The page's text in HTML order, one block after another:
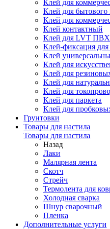
Клей для
Клей для бытового
Клей для
Клей контактный
Клей для LVT ПВХ
Клей-фиксация
Клей
Клей для
Клей для
Клей для
Клей для
Клей для паркета
Клей для
Грунтовки
Товары для настила
Товары для настила
Назад
Лаки
Малярная лента
Скотч
Стрейч
Термолента для
Холодная сварка
Шнур сварочный
Пленка
Дополнительные услуги